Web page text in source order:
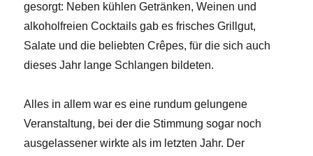
gesorgt: Neben kühlen Getränken, Weinen und
alkoholfreien Cocktails gab es frisches Grillgut,
Salate und die beliebten Crêpes, für die sich auch
dieses Jahr lange Schlangen bildeten.
Alles in allem war es eine rundum gelungene
Veranstaltung, bei der die Stimmung sogar noch
ausgelassener wirkte als im letzten Jahr. Der